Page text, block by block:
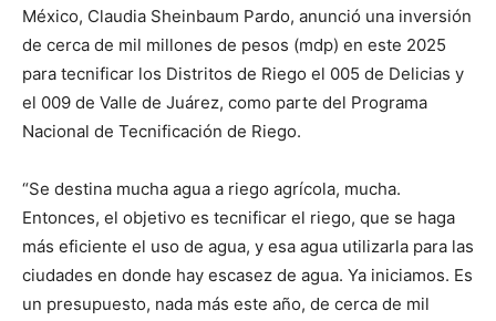
México, Claudia Sheinbaum Pardo, anunció una inversión
de cerca de mil millones de pesos (mdp) en este 2025
para tecnificar los Distritos de Riego el 005 de Delicias y
el 009 de Valle de Juárez, como parte del Programa
Nacional de Tecnificación de Riego.
“Se destina mucha agua a riego agrícola, mucha.
Entonces, el objetivo es tecnificar el riego, que se haga
más eficiente el uso de agua, y esa agua utilizarla para las
ciudades en donde hay escasez de agua. Ya iniciamos. Es
un presupuesto, nada más este año, de cerca de mil